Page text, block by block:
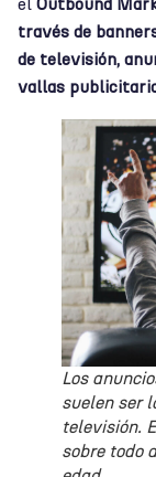
el Outbound
través de
de televisión,
vallas
Los
suelen ser
televisión.
sobre todo